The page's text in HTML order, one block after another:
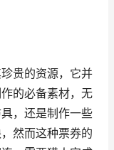
贵的资源，它并
的必备素材，无
，还是制作一些
然而这种票券的